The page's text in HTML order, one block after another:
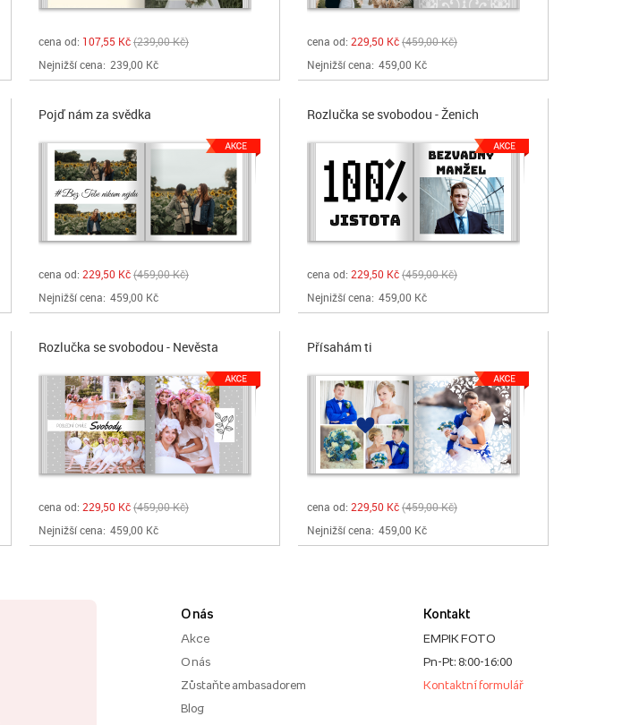
cena od: 107,55 Kč 239,00 Kč
Nejnižší cena: 239,00 Kč
cena od: 229,50 Kč 459,00 Kč
Nejnižší cena: 459,00 Kč
Pojď nám za svědka
cena od: 229,50 Kč 459,00 Kč
Nejnižší cena: 459,00 Kč
Rozlučka se svobodou - Ženich
cena od: 229,50 Kč 459,00 Kč
Nejnižší cena: 459,00 Kč
Rozlučka se svobodou - Nevěsta
cena od: 229,50 Kč 459,00 Kč
Nejnižší cena: 459,00 Kč
Přísahám ti
cena od: 229,50 Kč 459,00 Kč
Nejnižší cena: 459,00 Kč
O nás
Akce
O nás
Zůstaňte ambasadorem
Blog
Kontakt
EMPIK FOTO
Pn-Pt: 8:00-16:00
Kontaktní formulář